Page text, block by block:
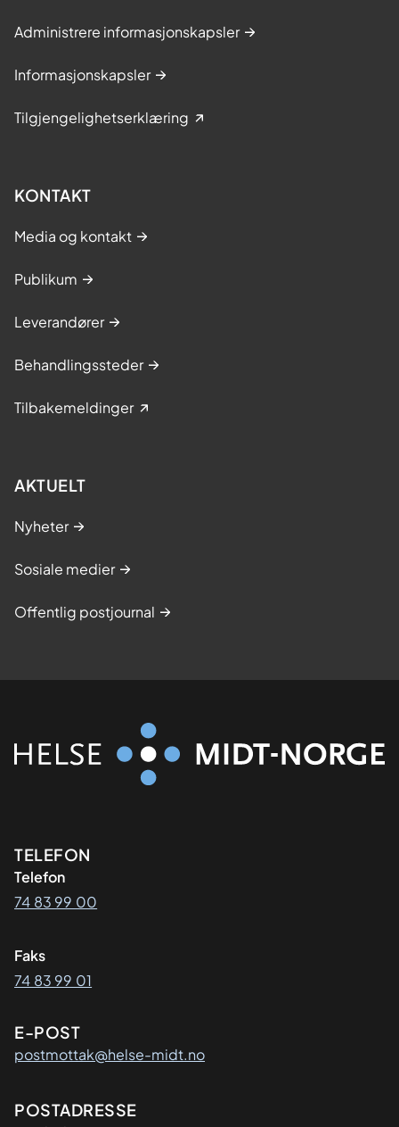
Administrere informasjonskapsler
Informasjonskapsler
Tilgjengelighetserklæring
KONTAKT
Media og kontakt
Publikum
Leverandører
Behandlingssteder
Tilbakemeldinger
AKTUELT
Nyheter
Sosiale medier
Offentlig postjournal
Kontaktinformasjon
TELEFON
Telefon
74 83 99 00
Faks
74 83 99 01
E-POST
postmottak@helse-midt.no
Adresse
POSTADRESSE